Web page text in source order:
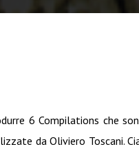
6 Compilations che
da Oliviero Toscani.